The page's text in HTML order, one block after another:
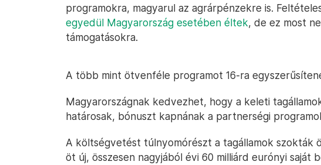
programokra, magyarul az agrárpénzekre is.
egyedül Magyarország esetében éltek, de ez most
támogatásokra.
A több mint ötvenféle programot 16-ra
Magyarországnak kedvezhet, hogy a keleti
határosak, bónuszt kapnának a partnerségi
A költségvetést túlnyomórészt a tagállamok szokták
öt új, összesen nagyjából évi 60 milliárd eurónyi saját